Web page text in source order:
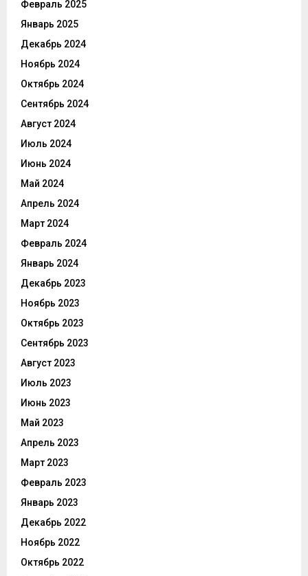
Февраль 2025
Январь 2025
Декабрь 2024
Ноябрь 2024
Октябрь 2024
Сентябрь 2024
Август 2024
Июль 2024
Июнь 2024
Май 2024
Апрель 2024
Март 2024
Февраль 2024
Январь 2024
Декабрь 2023
Ноябрь 2023
Октябрь 2023
Сентябрь 2023
Август 2023
Июль 2023
Июнь 2023
Май 2023
Апрель 2023
Март 2023
Февраль 2023
Январь 2023
Декабрь 2022
Ноябрь 2022
Октябрь 2022